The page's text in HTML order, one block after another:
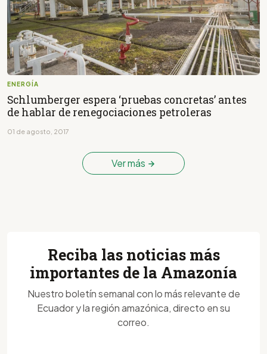
ENERGÍA
Schlumberger espera ‘pruebas concretas’ antes
de hablar de renegociaciones petroleras
01 de agosto, 2017
Ver más
Reciba las noticias más
importantes de la Amazonía
Nuestro boletín semanal con lo más relevante de
Ecuador y la región amazónica, directo en su
correo.